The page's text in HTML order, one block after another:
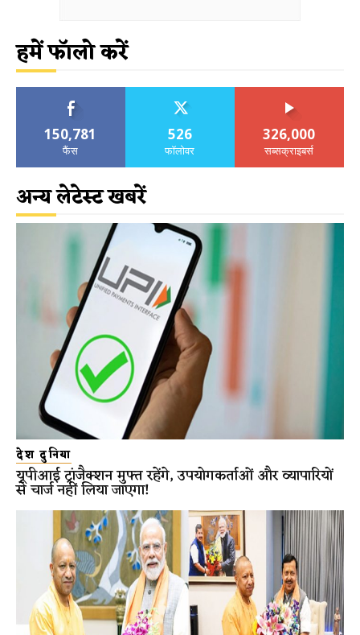
हमें फॉलो करें
150,781
फैंस
526
फॉलोवर
326,000
सब्सक्राइबर्स
अन्य लेटेस्ट खबरें
देश दुनिया
यूपीआई ट्रांजैक्शन मुफ्त रहेंगे, उपयोगकर्ताओं और व्यापारियों
से चार्ज नहीं लिया जाएगा!